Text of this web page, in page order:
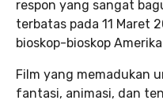
respon yang sangat
terbatas pada 11 Maret
bioskop-bioskop
Film yang memadukan
fantasi, animasi, dan